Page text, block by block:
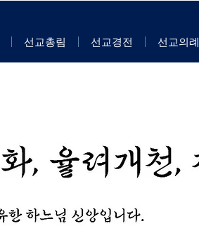
선교총림 선교경전 선교의례